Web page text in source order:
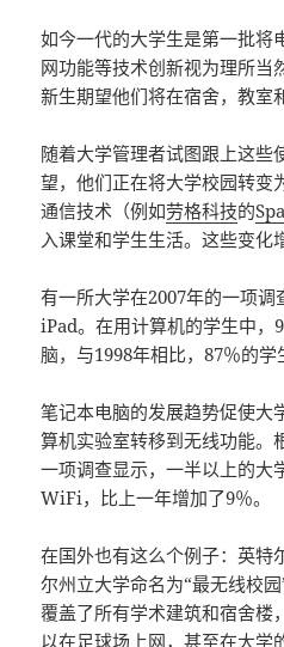
如今一代的大学生是第一批将
网功能等技术创新视为理所当
新生期望他们将在宿舍，教室
随着大学管理者试图跟上这些
望，他们正在将大学校园转变
通信技术（例如劳格科技的
入课堂和学生生活。这些变化
有一所大学在2007年的一项
iPad。在用计算机的学生中，
脑，与1998年相比，87％的学
笔记本电脑的发展趋势促使大
算机实验室转移到无线功能。
一项调查显示，一半以上的大
WiFi，比上一年增加了9％。
在国外也有这么个例子：英特
尔州立大学命名为“最无线校
覆盖了所有学术建筑和宿舍楼
以在足球场上网，甚至在大学